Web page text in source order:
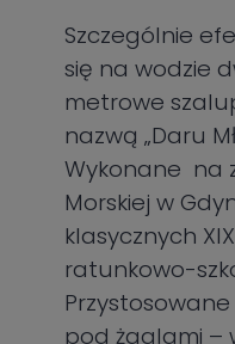
Szczególnie
się na wodzie
metrowe
nazwą „Daru
Wykonane na
Morskiej w
klasycznych
ratunkowo-
pod żaglami –